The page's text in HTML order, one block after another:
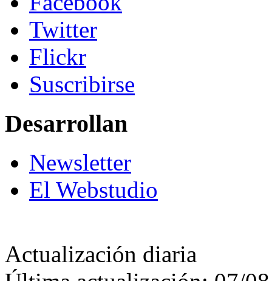
Twitter
Flickr
Suscribirse
Desarrollan
Newsletter
El Webstudio
Actualización diaria